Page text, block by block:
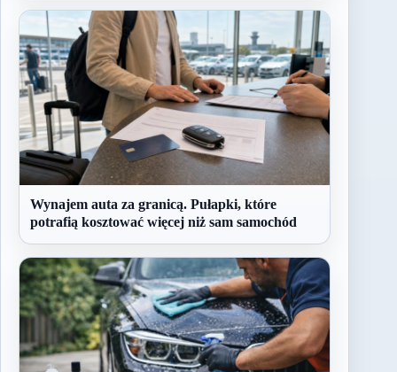
Wynajem auta za granicą. Pułapki, które
potrafią kosztować więcej niż sam samochód